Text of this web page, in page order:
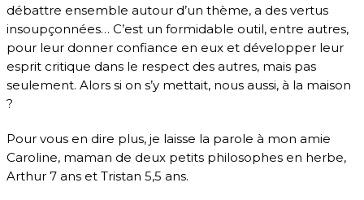
débattre ensemble autour d’un thème, a des vertus
insoupçonnées… C’est un formidable outil, entre autres,
pour leur donner confiance en eux et développer leur
esprit critique dans le respect des autres, mais pas
seulement. Alors si on s’y mettait, nous aussi, à la maison
?
Pour vous en dire plus, je laisse la parole à mon amie
Caroline, maman de deux petits philosophes en herbe,
Arthur 7 ans et Tristan 5,5 ans.